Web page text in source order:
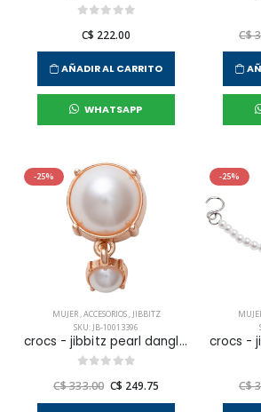
C$ 222.00
AÑADIR AL CARRITO
WHATSAPP
C$
-25%
MUJER,ACCESORIOS, JIBBITZ
SKU: JB-10013396
crocs - jibbitz pearl dangle unisex
C$ 333.00 C$ 249.75
-25%
C$